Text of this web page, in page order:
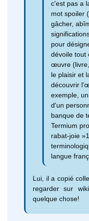
c'est pas a
mot spoiler
gâcher,
pour
dévoile tout
œuvre
le plaisir et
découvrir
exemple,
d'un
banque de
Termium
rabat-joie
langue
Lui, il a copié
regarder sur
quelque chose!